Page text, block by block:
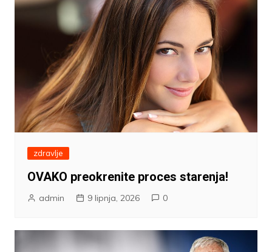
zdravlje
OVAKO preokrenite proces starenja!
admin 9 lipnja, 2026 0